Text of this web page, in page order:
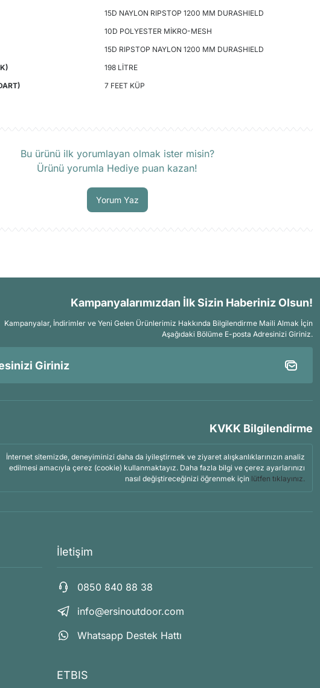
15D NAYLON RIPSTOP 1200 MM DURASHIELD
10D POLYESTER MİKRO-MESH
15D RIPSTOP NAYLON 1200 MM DURASHIELD
198 LİTRE
7 FEET KÜP
Bu ürünü ilk yorumlayan olmak ister misin?
Ürünü yorumla Hediye puan kazan!
Yorum Yaz
Kampanyalarımızdan İlk Sizin Haberiniz Olsun!
Kampanyalar, İndirimler ve Yeni Gelen Ürünlerimiz Hakkında Bilgilendirme Maili Almak İçin
Aşağıdaki Bölüme E-posta Adresinizi Giriniz.
KVKK Bilgilendirme
İnternet sitemizde, deneyiminizi daha da iyileştirmek ve ziyaret alışkanlıklarınızın analiz
edilmesi amacıyla çerez (cookie) kullanmaktayız. Daha fazla bilgi ve çerez ayarlarınızı
nasıl değiştireceğinizi öğrenmek için lütfen tıklayınız.
İletişim
0850 840 88 38
info@ersinoutdoor.com
Whatsapp Destek Hattı
ETBIS